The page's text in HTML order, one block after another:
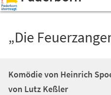
„Die
Komödie von Heinrich
von Lutz Keßler